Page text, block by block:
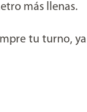
más llenas.
tu turno, ya